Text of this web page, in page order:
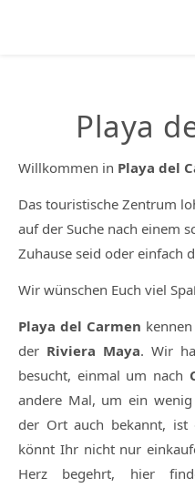
Playa
Willkommen in Playa del
Das touristische Zentrum
auf der Suche nach einem
Zuhause seid oder einfach
Wir wünschen Euch viel
Playa del Carmen
der Riviera Maya. Wir
besucht, einmal um nach
andere Mal, um ein
der Ort auch bekannt, ist
könnt Ihr nicht nur
Herz begehrt, hier